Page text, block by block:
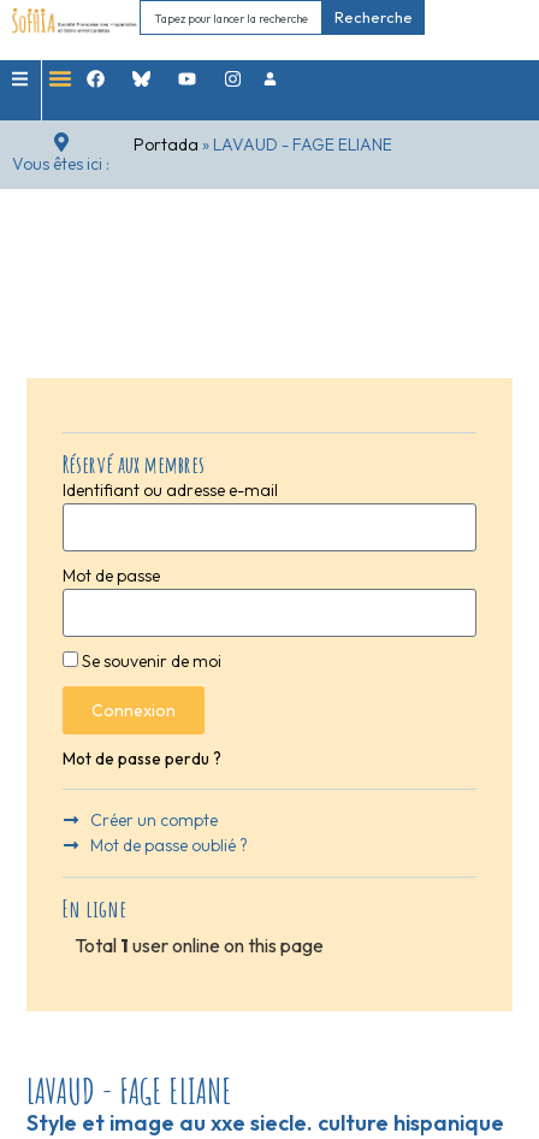
Recherche
Vous êtes ici :
Portada » LAVAUD - FAGE ELIANE
Réservé aux membres
Identifiant ou adresse e-mail
Mot de passe
Se souvenir de moi
Connexion
Mot de passe perdu ?
Créer un compte
Mot de passe oublié ?
En ligne
Total 1 user online on this page
LAVAUD - FAGE ELIANE
Style et image au xxe siecle. culture hispanique